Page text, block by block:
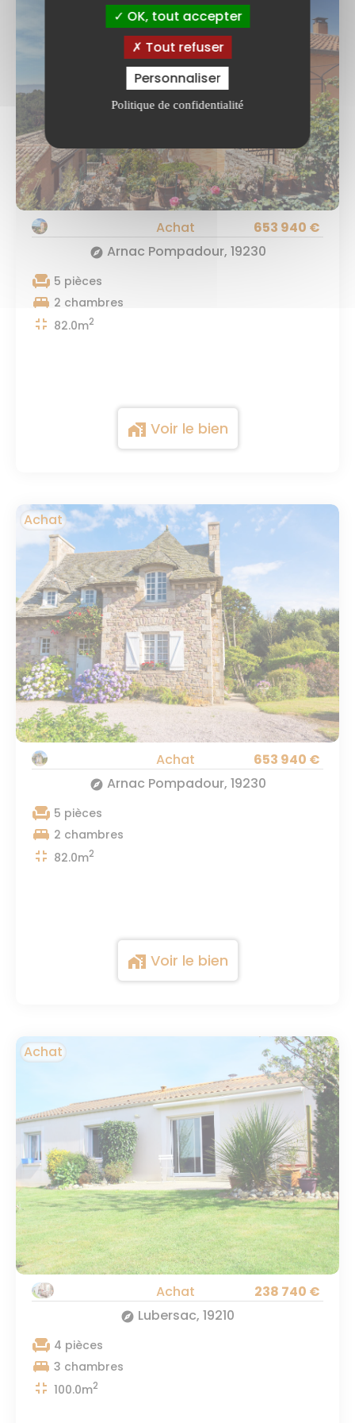
Achat 653 940 €
explore Arnac Pompadour, 19230
chair 5 pièces
king_bed 2 chambres
fullscreen_exit 82.0m2
maps_home_work Voir le bien
Achat
Achat 653 940 €
explore Arnac Pompadour, 19230
chair 5 pièces
king_bed 2 chambres
fullscreen_exit 82.0m2
maps_home_work Voir le bien
Achat
Achat 238 740 €
explore Lubersac, 19210
chair 4 pièces
king_bed 3 chambres
fullscreen_exit 100.0m2
OK, tout accepter
Tout refuser
Personnaliser
Politique de confidentialité